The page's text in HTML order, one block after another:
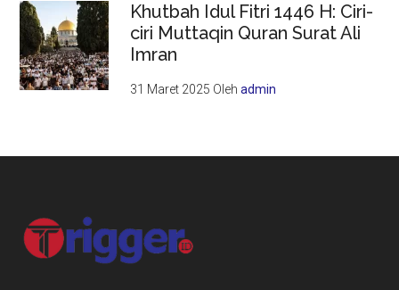
Khutbah Idul Fitri 1446 H: Ciri-
ciri Muttaqin Quran Surat Ali
Imran
31 Maret 2025 Olehadmin
Footer